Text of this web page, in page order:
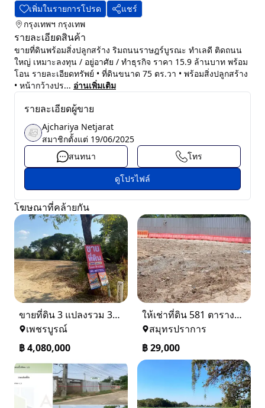
เพิ่มในรายการโปรด
แชร์
กรุงเทพฯ กรุงเทพ
รายละเอียดสินค้า
ขายที่ดินพร้อมสิ่งปลูกสร้าง ริมถนนราษฎร์บูรณะ ทำเลดี ติดถนน
ใหญ่ เหมาะลงทุน / อยู่อาศัย / ทำธุรกิจ ราคา 15.9 ล้านบาท พร้อม
โอน รายละเอียดทรัพย์ • ที่ดินขนาด 75 ตร.วา • พร้อมสิ่งปลูกสร้าง
• หน้ากว้างปร... อ่านเพิ่มเติม
รายละเอียดผู้ขาย
Ajchariya Netjarat
สมาชิกตั้งแต่ 19/06/2025
สนทนา
โทร
ดูโปรไฟล์
โฆษณาที่คล้ายกัน
ขายที่ดิน 3 แปลงรวม 340 ตรว ราคา ตรว. ล่ะ 12000 บาท เมืองเพชรบูรณ์
เพชรบูรณ์
฿4,080,000
ให้เช่าที่ดิน 581 ตารางวา ตรงข้างอู่ใหม่แจ็คบางหญ้าแพรก บางหัวเสือ
สมุทรปราการ
฿29,000